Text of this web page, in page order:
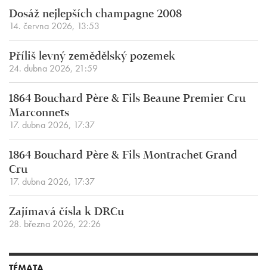
Dosáž nejlepších champagne 2008
14. června 2026, 13:53
Příliš levný zemědělský pozemek
24. dubna 2026, 21:59
1864 Bouchard Père & Fils Beaune Premier Cru
Marconnets
17. dubna 2026, 17:37
1864 Bouchard Père & Fils Montrachet Grand
Cru
17. dubna 2026, 17:37
Zajímavá čísla k DRCu
28. března 2026, 22:26